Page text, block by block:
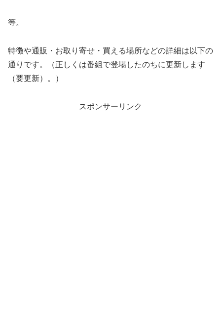
等。
特徴や通販・お取り寄せ・買える場所などの詳細は以下の
通りです。（正しくは番組で登場したのちに更新します
（要更新）。）
スポンサーリンク